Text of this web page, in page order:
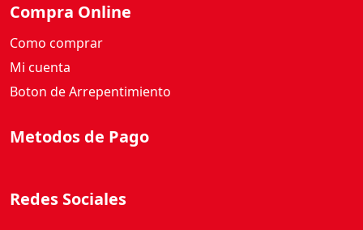
Compra Online
Como comprar
Mi cuenta
Boton de Arrepentimiento
Metodos de Pago
Redes Sociales